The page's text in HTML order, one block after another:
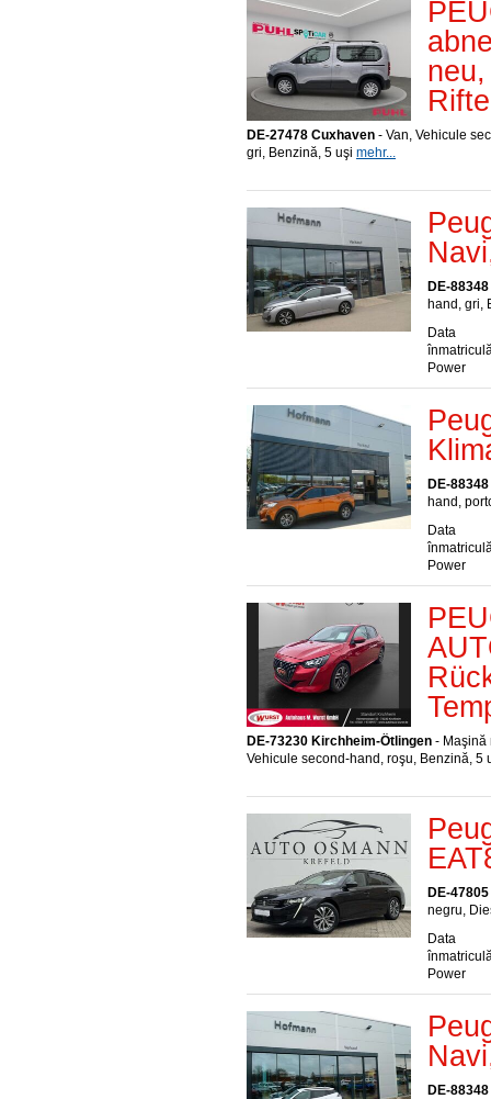
DE-27478 Cuxhaven - Van, Vehicule
gri, Benzină, 5 uşi mehr...
DE-
hand, gri,
Data
Power
DE-
hand,
Data
Power
DE-73230 Kirchheim-Ötlingen - Maşină
Vehicule second-hand, roşu, Benzină, 5
DE-
negru,
Data
Power
DE-